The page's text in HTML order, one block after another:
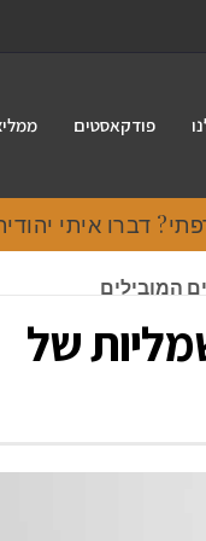
פודקאסטים
איתי יהודית לוטואק
המובילים
של